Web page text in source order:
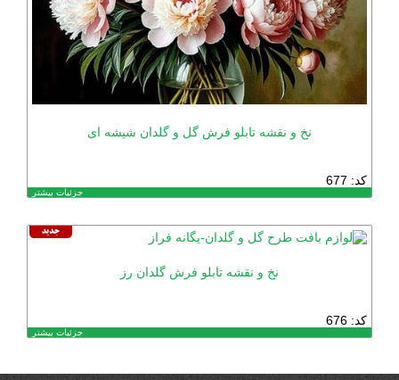
نخ و نقشه تابلو فرش گل و گلدان شیشه ای
کد: 677
جزئیات بیشتر
نخ و نقشه تابلو فرش گلدان رز
کد: 676
جزئیات بیشتر